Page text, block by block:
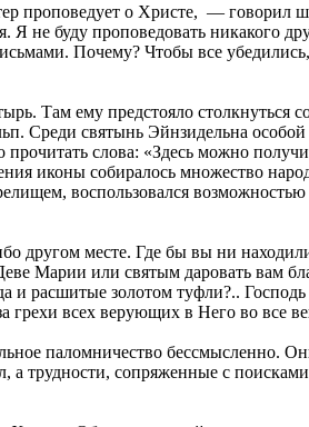
проповедует о Христе, — говорил
Я не буду проповедовать
Почему? Чтобы все
Там ему предстояло столкнуться
Среди святынь Эйнзидельна
слова: «Здесь можно
иконы собиралось множество
воспользовался
другом месте. Где бы вы ни
Марии или святым даровать вам
расшитые золотом туфли?..
всех верующих в Него во все
паломничество бессмысленно.
трудности, сопряженные с